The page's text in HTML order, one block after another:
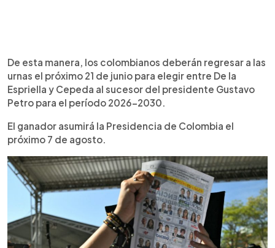
De esta manera, los colombianos deberán regresar a las
urnas el próximo 21 de junio para elegir entre De la
Espriella y Cepeda al sucesor del presidente Gustavo
Petro para el período 2026-2030.
El ganador asumirá la Presidencia de Colombia el
próximo 7 de agosto.